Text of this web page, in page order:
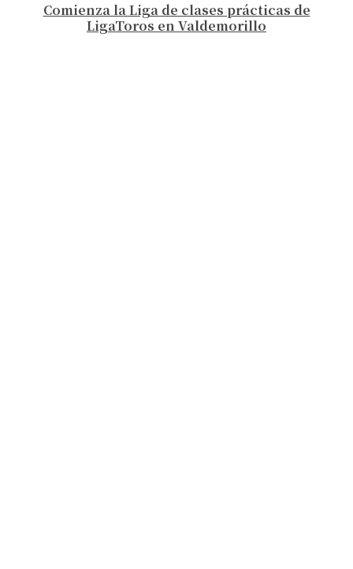
Comienza la Liga de clases prácticas de
LigaToros en Valdemorillo